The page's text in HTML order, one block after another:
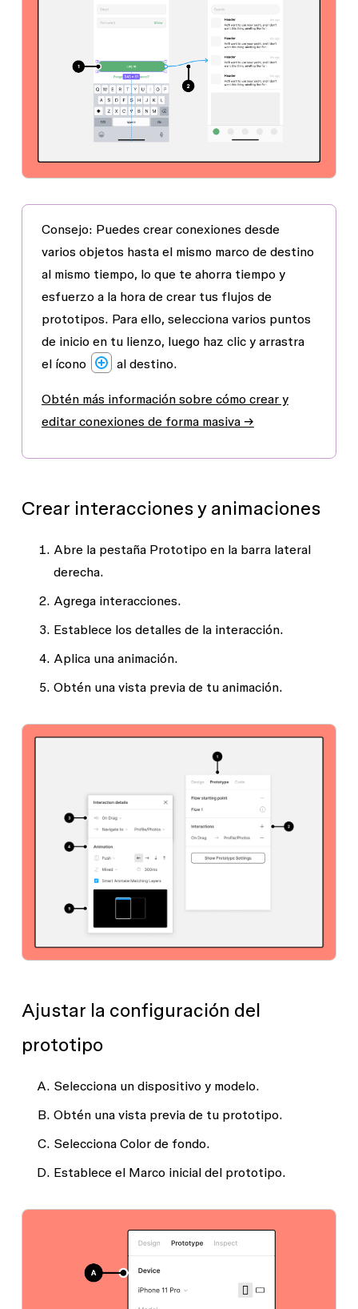
Consejo: Puedes crear conexiones desde
varios objetos hasta el mismo marco de destino
al mismo tiempo, lo que te ahorra tiempo y
esfuerzo a la hora de crear tus flujos de
prototipos. Para ello, selecciona varios puntos
de inicio en tu lienzo, luego haz clic y arrastra
el ícono
al destino.
Obtén más información sobre cómo crear y
editar conexiones de forma masiva →
Crear interacciones y animaciones
Abre la pestaña Prototipo en la barra lateral
derecha.
Agrega interacciones.
Establece los detalles de la interacción.
Aplica una animación.
Obtén una vista previade tu animación.
Ajustar la configuración del
prototipo
Selecciona un dispositivo y modelo.
Obtén una vista previade tu prototipo.
Selecciona Color de fondo.
Establece el Marco inicialdel prototipo.